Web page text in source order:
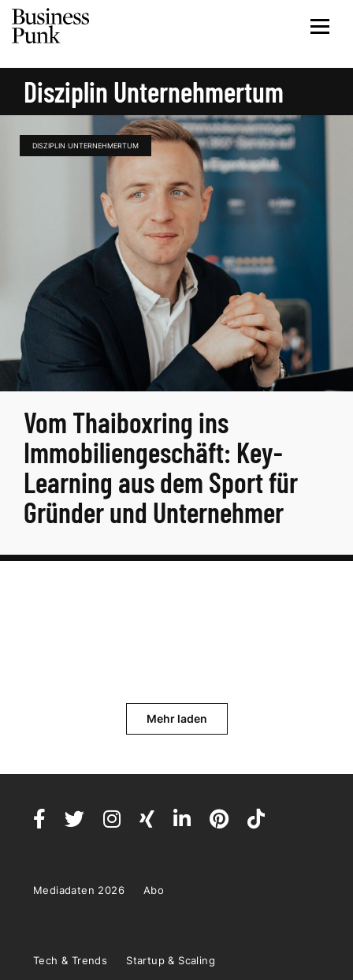
Disziplin Unternehmertum
DISZIPLIN UNTERNEHMERTUM
Vom Thaiboxring ins
Immobiliengeschäft: Key-
Learning aus dem Sport für
Gründer und Unternehmer
Mehr laden
Mediadaten 2026 Abo
Tech & Trends Startup & Scaling